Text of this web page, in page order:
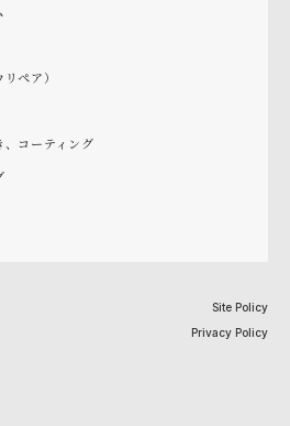
ペア）
コーティング
Site Policy
Privacy Policy